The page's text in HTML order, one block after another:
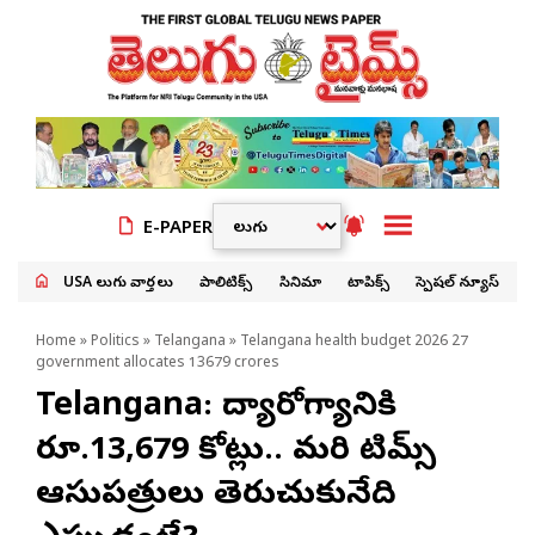
E-PAPER
USA తెలుగు వార్తలు పాలిటిక్స్ సినిమా టాపిక్స్ స్పెషల్ న్యూస్
Home » Politics » Telangana » Telangana health budget 2026 27
government allocates 13679 crores
Telangana: వైద్యారోగ్యానికి
రూ.13,679 కోట్లు.. మరి టిమ్స్
ఆసుపత్రులు తెరుచుకునేది